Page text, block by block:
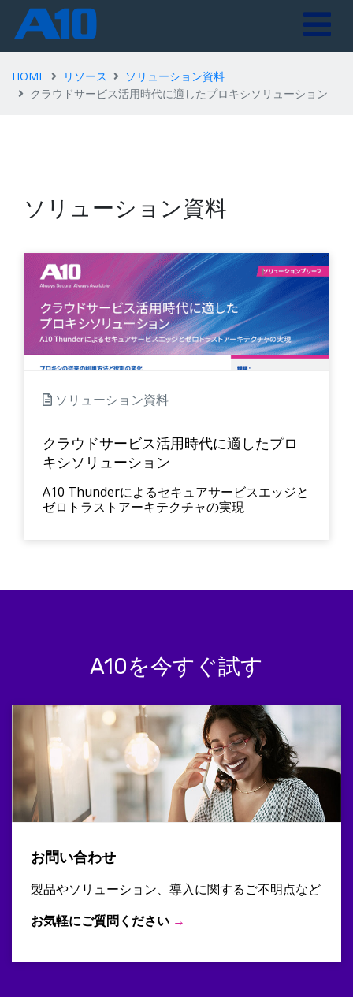
HOME リソース
ソリューション資料
クラウドサービス活用時代に適したプロキシソリューション
ソリューション資料
ソリューション資料
クラウドサービス活用時代に適したプロ
キシソリューション
A10 Thunderによるセキュアサービスエッジと
ゼロトラストアーキテクチャの実現
A10を今すぐ試す
お問い合わせ
製品やソリューション、導入に関するご不明点など
お気軽にご質問ください →